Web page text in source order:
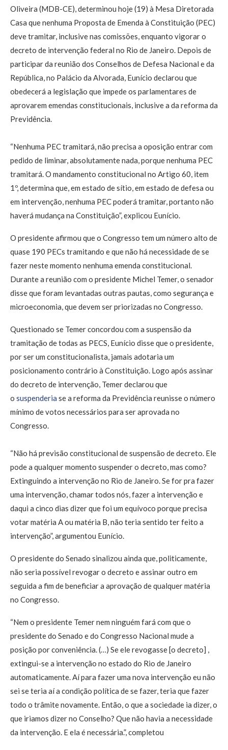
Oliveira (MDB-CE), determinou hoje (19) à Mesa Diretorada
Casa que nenhuma Proposta de Emenda à Constituição (PEC)
deve tramitar, inclusive nas comissões, enquanto vigorar o
decreto de intervenção federal no Rio de Janeiro. Depois de
participar da reunião dos Conselhos de Defesa Nacional e da
República, no Palácio da Alvorada, Eunício declarou que
obedecerá a legislação que impede os parlamentares de
aprovarem emendas constitucionais, inclusive a da reforma da
Previdência.
“Nenhuma PEC tramitará, não precisa a oposição entrar com
pedido de liminar, absolutamente nada, porque nenhuma PEC
tramitará. O mandamento constitucional no Artigo 60, item
1º, determina que, em estado de sítio, em estado de defesa ou
em intervenção, nenhuma PEC poderá tramitar, portanto não
haverá mudança na Constituição”, explicou Eunício.
O presidente afirmou que o Congresso tem um número alto de
quase 190 PECs tramitando e que não há necessidade de se
fazer neste momento nenhuma emenda constitucional.
Durante a reunião com o presidente Michel Temer, o senador
disse que foram levantadas outras pautas, como segurança e
microeconomia, que devem ser priorizadas no Congresso.
Questionado se Temer concordou com a suspensão da
tramitação de todas as PECS, Eunício disse que o presidente,
por ser um constitucionalista, jamais adotaria um
posicionamento contrário à Constituição. Logo após assinar
do decreto de intervenção, Temer declarou que
o suspenderia se a reforma da Previdência reunisse o número
mínimo de votos necessários para ser aprovada no
Congresso.
“Não há previsão constitucional de suspensão de decreto. Ele
pode a qualquer momento suspender o decreto, mas como?
Extinguindo a intervenção no Rio de Janeiro. Se for pra fazer
uma intervenção, chamar todos nós, fazer a intervenção e
daqui a cinco dias dizer que foi um equívoco porque precisa
votar matéria A ou matéria B, não teria sentido ter feito a
intervenção”, argumentou Eunício.
O presidente do Senado sinalizou ainda que, politicamente,
não seria possível revogar o decreto e assinar outro em
seguida a fim de beneficiar a aprovação de qualquer matéria
no Congresso.
“Nem o presidente Temer nem ninguém fará com que o
presidente do Senado e do Congresso Nacional mude a
posição por conveniência. (…) Se ele revogasse [o decreto] ,
extingui-se a intervenção no estado do Rio de Janeiro
automaticamente. Aí para fazer uma nova intervenção eu não
sei se teria aí a condição política de se fazer, teria que fazer
todo o trâmite novamente. Então, o que a sociedade ia dizer, o
que iriamos dizer no Conselho? Que não havia a necessidade
da intervenção. E ela é necessária.”, completou